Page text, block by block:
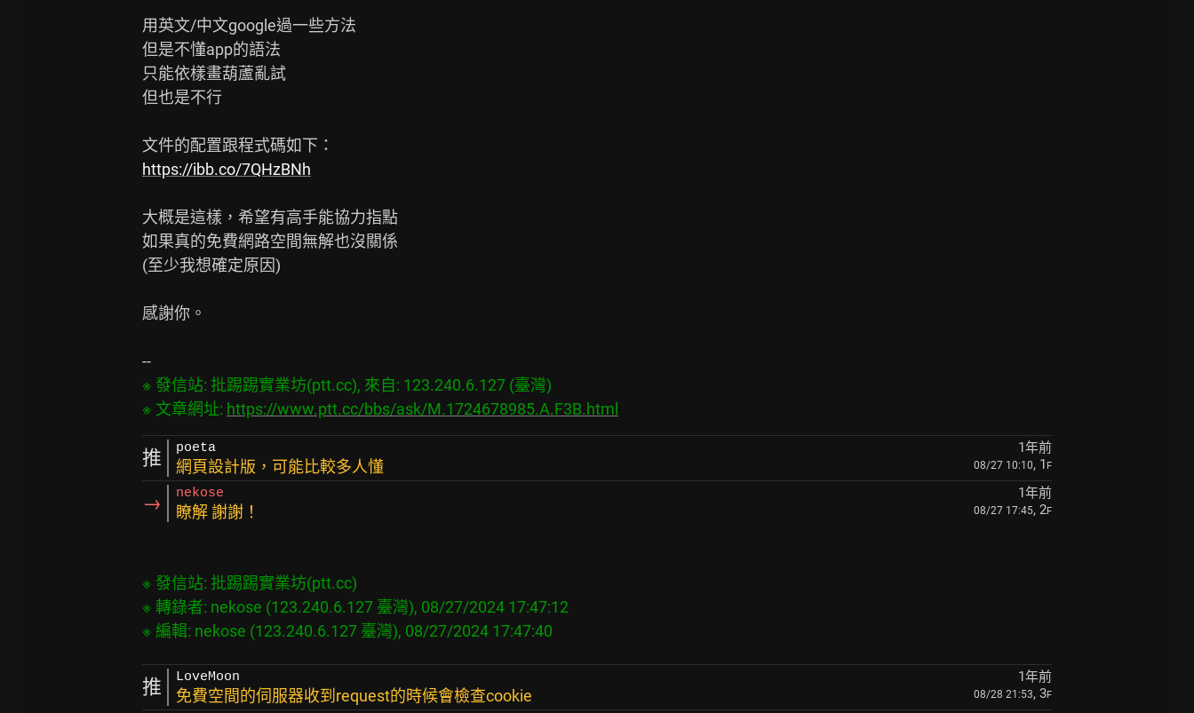
用英文/中文google過一些方法
但是不懂app的語法
只能依樣畫葫蘆亂試
但也是不行
https://ibb.co/7QHzBNh
大概是這樣，希望有高手能協力指點
如果真的免費網路空間無解也沒關係
(至少我想確定原因)
感謝你。
※ 發信站: 批踢踢實業坊(ptt.cc), 來自: 123.240.6.127 (臺灣)
※ 文章網址: https://www.ptt.cc/bbs/ask/M.1724678985.A.F3B.html
推 poeta 1年前
網頁設計版，可能比較多人懂 08/27 10:10, 1 F
→ nekose 1年前
瞭解 謝謝！ 08/27 17:45, 2F
※ 發信站: 批踢踢實業坊(ptt.cc)
※ 轉錄者: nekose (123.240.6.127 臺灣), 08/27/2024 17:47:12
推 LoveMoon 1年前
免費空間的伺服器收到request的時候會檢查cookie 08/28 21:53, 3F